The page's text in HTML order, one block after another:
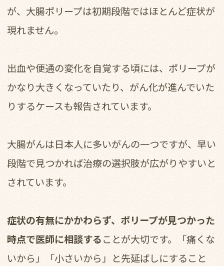
が、大腸ポリープは初期段階ではほとんど症状が
現れません。
出血や便通の変化を自覚する頃には、ポリープが
かなり大きくなっていたり、がん化が進んでいた
りするケースも報告されています。
大腸がんは日本人に多いがんの一つですが、早い
段階で見つかれば治療の選択肢が広がりやすいと
されています。
症状の有無にかかわらず、ポリープが見つかった
時点で医師に相談することが大切です。「痛くな
いから」「小さいから」と先延ばしにすること